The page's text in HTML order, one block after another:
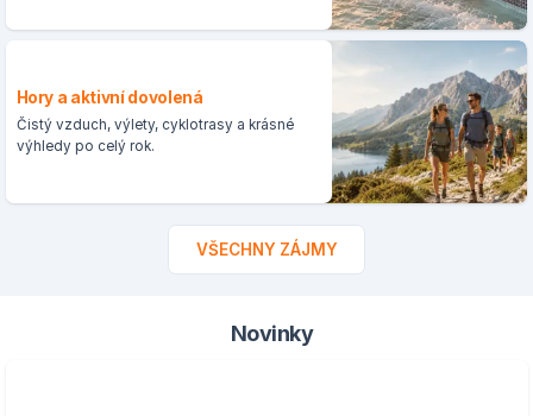
Hory a aktivní dovolená
Čistý vzduch, výlety, cyklotrasy a krásné
výhledy po celý rok.
VŠECHNY ZÁJMY
Novinky